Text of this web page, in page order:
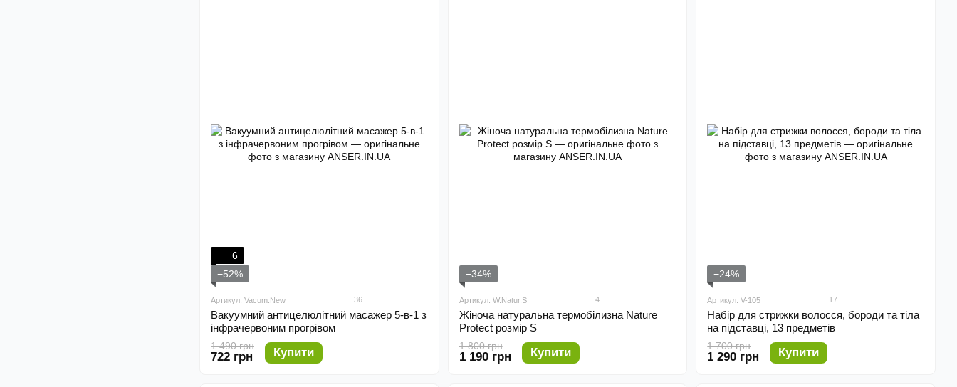
6
−52%
Артикул: Vacum.New 36
Вакуумний антицелюлітний масажер 5-в-1 з
інфрачервоним прогрівом
1 490 грн
722 грн Купити
−34%
Артикул: W.Natur.S 4
Жіноча натуральна термобілизна Nature
Protect розмір S
1 800 грн
1 190 грн Купити
−24%
Артикул: V-105 17
Набір для стрижки волосся, бороди та тіла
на підставці, 13 предметів
1 700 грн
1 290 грн Купити